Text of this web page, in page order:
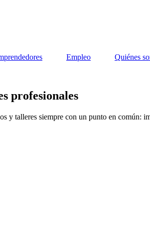
Empleo Quiénes
profesionales
y talleres siempre con un punto en común: